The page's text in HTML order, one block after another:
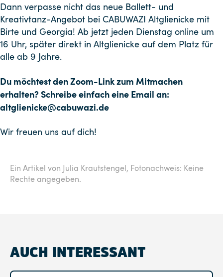
Dann verpasse nicht das neue Ballett- und
Kreativtanz-Angebot bei CABUWAZI Altglienicke mit
Birte und Georgia! Ab jetzt jeden Dienstag online um
16 Uhr, später direkt in Altglienicke auf dem Platz für
alle ab 9 Jahre.
Du möchtest den Zoom-Link zum Mitmachen
erhalten? Schreibe einfach eine Email an:
altglienicke@cabuwazi.de
Wir freuen uns auf dich!
Ein Artikel von Julia Krautstengel, Fotonachweis: Keine
Rechte angegeben.
AUCH INTERESSANT